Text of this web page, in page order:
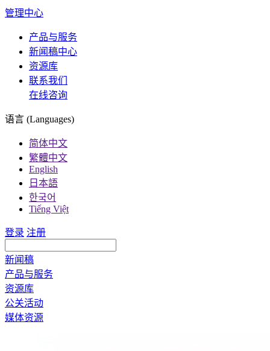
管理中心
产品与服务
新闻稿中心
资源库
联系我们
在线咨询
语言 (Languages)
简体中文
繁體中文
English
日本語
한국어
Tiếng Việt
登录 注册
新闻稿
产品与服务
资源库
公关活动
媒体资源